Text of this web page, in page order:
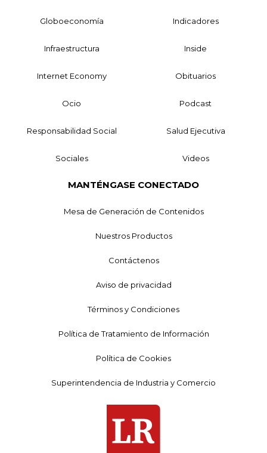
Globoeconomía Indicadores
Infraestructura Inside
Internet Economy Obituarios
Ocio Podcast
Responsabilidad Social Salud Ejecutiva
Sociales Videos
MANTÉNGASE CONECTADO
Mesa de Generación de Contenidos
Nuestros Productos
Contáctenos
Aviso de privacidad
Términos y Condiciones
Política de Tratamiento de Información
Política de Cookies
Superintendencia de Industria y Comercio